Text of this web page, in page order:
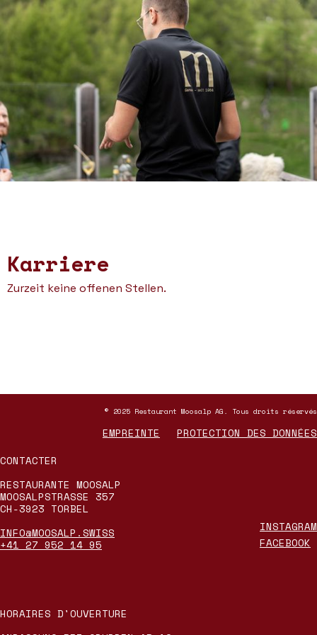
Karriere
Zurzeit keine offenen Stellen.
© 2025 Restaurant Moosalp AG. Tous droits réservés
EMPREINTE
PROTECTION DES DONNÉES
CONTACTER
RESTAURANTE MOOSALP
MOOSALPSTRASSE 357
CH-3923 TORBEL
INFO@MOOSALP.SWISS
+41 27 952 14 95
INSTAGRAM
FACEBOOK
HORAIRES D'OUVERTURE